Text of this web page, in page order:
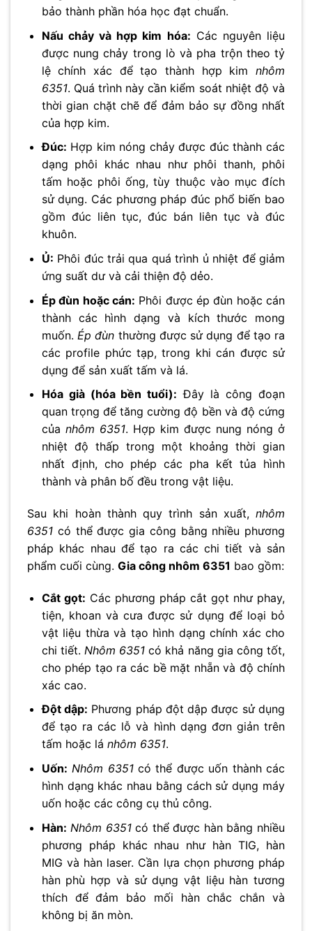
bảo thành phần hóa học đạt chuẩn.
Nấu chảy và hợp kim hóa: Các nguyên liệu
được nung chảy trong lò và pha trộn theo tỷ
lệ chính xác để tạo thành hợp kim nhôm
6351. Quá trình này cần kiểm soát nhiệt độ và
thời gian chặt chẽ để đảm bảo sự đồng nhất
của hợp kim.
Đúc: Hợp kim nóng chảy được đúc thành các
dạng phôi khác nhau như phôi thanh, phôi
tấm hoặc phôi ống, tùy thuộc vào mục đích
sử dụng. Các phương pháp đúc phổ biến bao
gồm đúc liên tục, đúc bán liên tục và đúc
khuôn.
Ủ: Phôi đúc trải qua quá trình ủ nhiệt để giảm
ứng suất dư và cải thiện độ dẻo.
Ép đùn hoặc cán: Phôi được ép đùn hoặc cán
thành các hình dạng và kích thước mong
muốn. Ép đùn thường được sử dụng để tạo ra
các profile phức tạp, trong khi cán được sử
dụng để sản xuất tấm và lá.
Hóa già (hóa bền tuổi): Đây là công đoạn
quan trọng để tăng cường độ bền và độ cứng
của nhôm 6351. Hợp kim được nung nóng ở
nhiệt độ thấp trong một khoảng thời gian
nhất định, cho phép các pha kết tủa hình
thành và phân bố đều trong vật liệu.
Sau khi hoàn thành quy trình sản xuất, nhôm
6351 có thể được gia công bằng nhiều phương
pháp khác nhau để tạo ra các chi tiết và sản
phẩm cuối cùng. Gia công nhôm 6351 bao gồm:
Cắt gọt: Các phương pháp cắt gọt như phay,
tiện, khoan và cưa được sử dụng để loại bỏ
vật liệu thừa và tạo hình dạng chính xác cho
chi tiết. Nhôm 6351 có khả năng gia công tốt,
cho phép tạo ra các bề mặt nhẵn và độ chính
xác cao.
Đột dập: Phương pháp đột dập được sử dụng
để tạo ra các lỗ và hình dạng đơn giản trên
tấm hoặc lá nhôm 6351.
Uốn: Nhôm 6351có thể được uốn thành các
hình dạng khác nhau bằng cách sử dụng máy
uốn hoặc các công cụ thủ công.
Hàn: Nhôm 6351có thể được hàn bằng nhiều
phương pháp khác nhau như hàn TIG, hàn
MIG và hàn laser. Cần lựa chọn phương pháp
hàn phù hợp và sử dụng vật liệu hàn tương
thích để đảm bảo mối hàn chắc chắn và
không bị ăn mòn.